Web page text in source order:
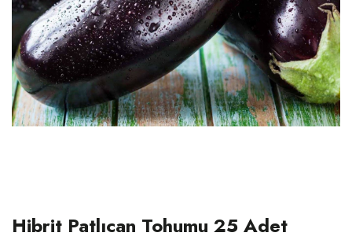
Hibrit Patlıcan Tohumu 25 Adet